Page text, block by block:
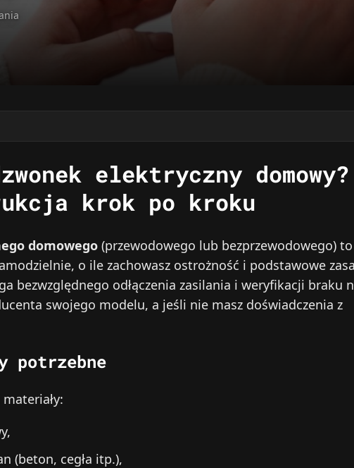
elektryczny domowy?
krok po kroku
domowego (przewodowego lub bezprzewodowego) to
o ile zachowasz ostrożność i podstawowe
bezwzględnego odłączenia zasilania i weryfikacji braku
swojego modelu, a jeśli nie masz doświadczenia z
potrzebne
(beton, cegła itp.),